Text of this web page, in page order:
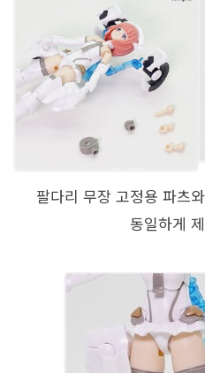
팔다리 무장 고정용 파츠
동일하게